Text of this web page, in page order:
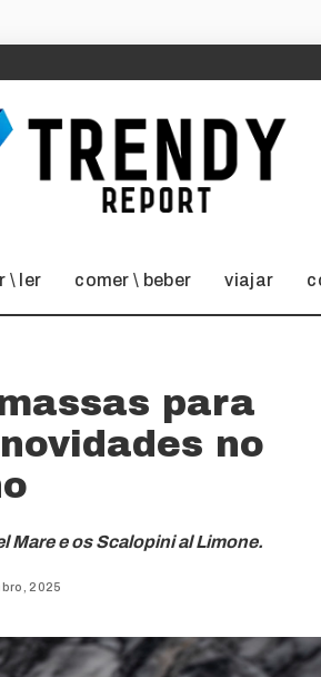
\ ler comer \ beber viajar
para
no
Mare e os Scalopini al Limone.
2025